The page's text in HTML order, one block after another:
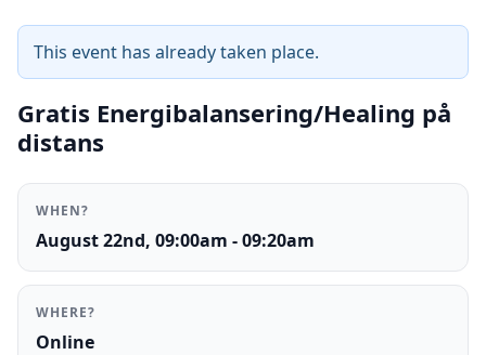
This event has already taken place.
Gratis Energibalansering/Healing på
distans
WHEN?
August 22nd, 09:00am - 09:20am
WHERE?
Online